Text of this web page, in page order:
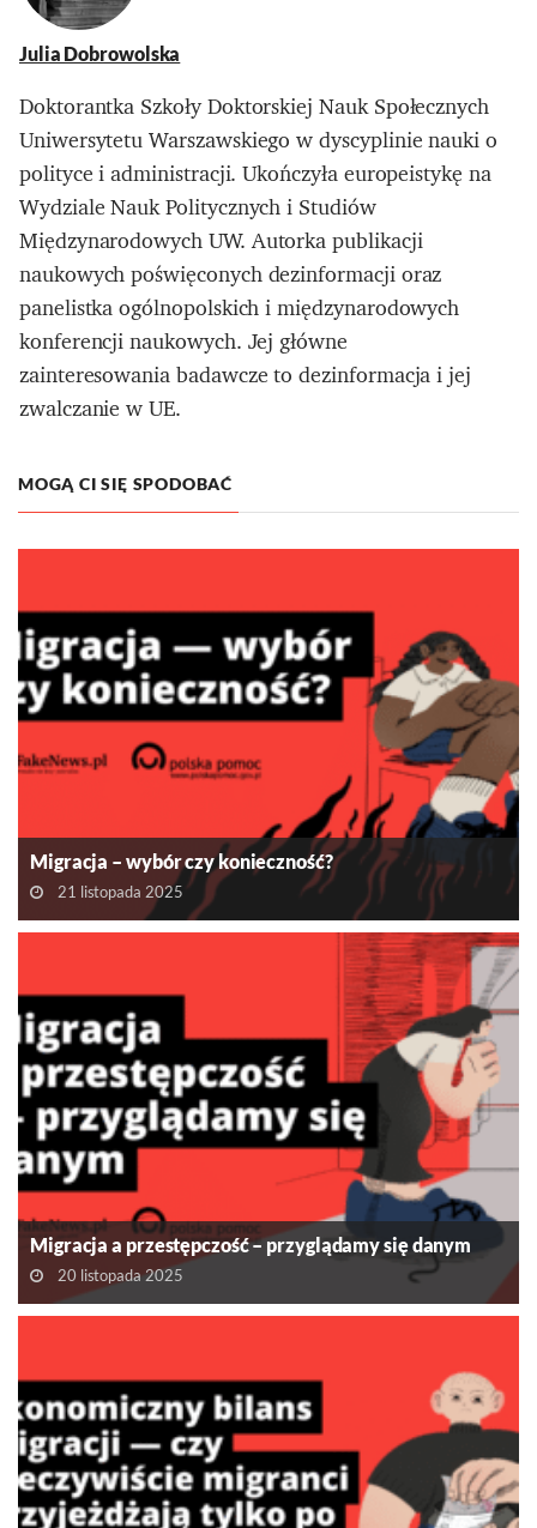
Julia Dobrowolska
Doktorantka Szkoły Doktorskiej Nauk Społecznych
Uniwersytetu Warszawskiego w dyscyplinie nauki o
polityce i administracji. Ukończyła europeistykę na
Wydziale Nauk Politycznych i Studiów
Międzynarodowych UW. Autorka publikacji
naukowych poświęconych dezinformacji oraz
panelistka ogólnopolskich i międzynarodowych
konferencji naukowych. Jej główne
zainteresowania badawcze to dezinformacja i jej
zwalczanie w UE.
MOGĄ CI SIĘ SPODOBAĆ
Migracja – wybór czy konieczność?
21 listopada 2025
Migracja a przestępczość – przyglądamy się danym
20 listopada 2025